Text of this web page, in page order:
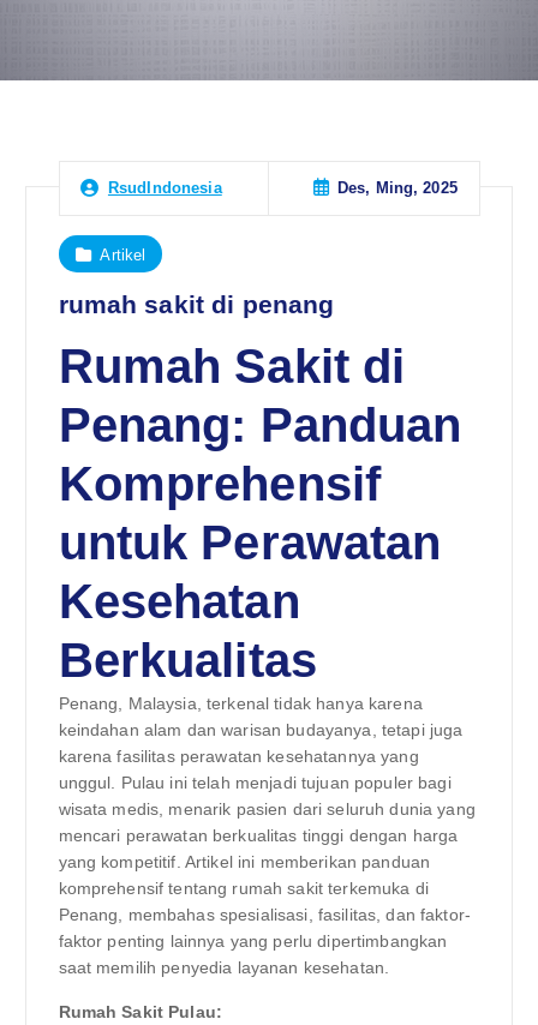
RsudIndonesia Des, Ming, 2025
Artikel
rumah sakit di penang
Rumah Sakit di
Penang: Panduan
Komprehensif
untuk Perawatan
Kesehatan
Berkualitas
Penang, Malaysia, terkenal tidak hanya karena
keindahan alam dan warisan budayanya, tetapi juga
karena fasilitas perawatan kesehatannya yang
unggul. Pulau ini telah menjadi tujuan populer bagi
wisata medis, menarik pasien dari seluruh dunia yang
mencari perawatan berkualitas tinggi dengan harga
yang kompetitif. Artikel ini memberikan panduan
komprehensif tentang rumah sakit terkemuka di
Penang, membahas spesialisasi, fasilitas, dan faktor-
faktor penting lainnya yang perlu dipertimbangkan
saat memilih penyedia layanan kesehatan.
Rumah Sakit Pulau: